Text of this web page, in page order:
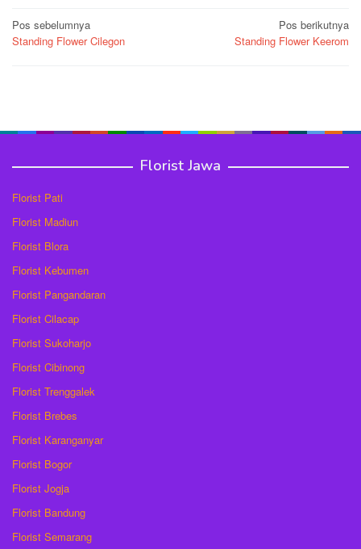
Navigasi
pos
Pos sebelumnya
Standing Flower Cilegon
Pos berikutnya
Standing Flower Keerom
Florist Jawa
Florist Pati
Florist Madiun
Florist Blora
Florist Kebumen
Florist Pangandaran
Florist Cilacap
Florist Sukoharjo
Florist Cibinong
Florist Trenggalek
Florist Brebes
Florist Karanganyar
Florist Bogor
Florist Jogja
Florist Bandung
Florist Semarang